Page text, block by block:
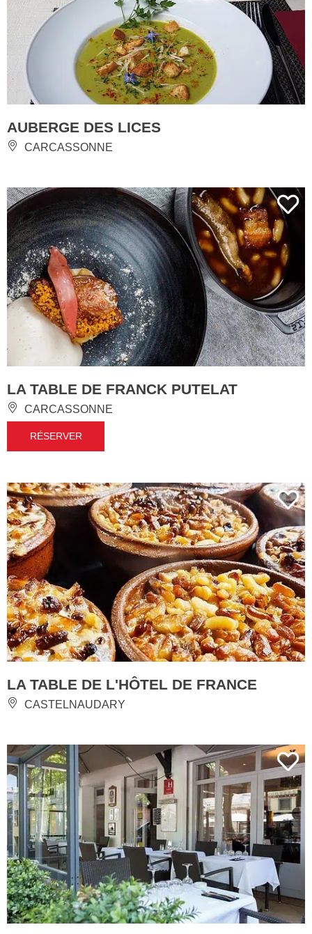
AUBERGE DES LICES
CARCASSONNE
LA TABLE DE FRANCK PUTELAT
CARCASSONNE
RÉSERVER
LA TABLE DE L'HÔTEL DE FRANCE
CASTELNAUDARY